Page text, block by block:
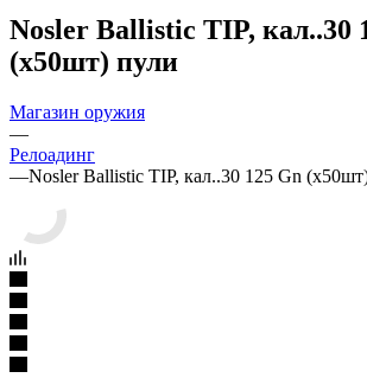
Nosler Ballistic TIP, кал..30
(x50шт) пули
Магазин оружия
—
Релоадинг
—Nosler Ballistic TIP, кал..30 125 Gn